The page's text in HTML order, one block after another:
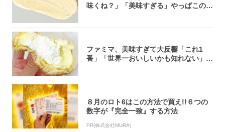
味くね？」「美味すぎる」やっぱこのク
ファミマ、美味すぎて大反響「これ1
番」「世界一おいしいかも知れない」
８月のロト6はこの方法で買え!!６つの
数字が『完全一致』する方法
PR(株式会社MURA)